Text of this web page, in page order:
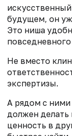
будущем, он
Это ниша
Не вместо
экспертизы.
А рядом с
должен делать
ценность в